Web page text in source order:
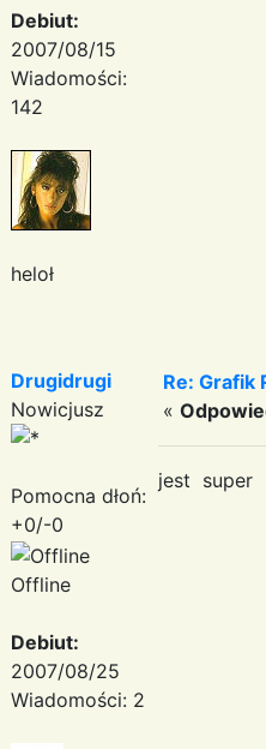
Debiut:
2007/08/15
Wiadomości:
142
heloł
Drugidrugi
Nowicjusz
Pomocna dłoń:
+0/-0
Offline
Debiut:
2007/08/25
Wiadomości: 2
Re: Grafik
«
jest super